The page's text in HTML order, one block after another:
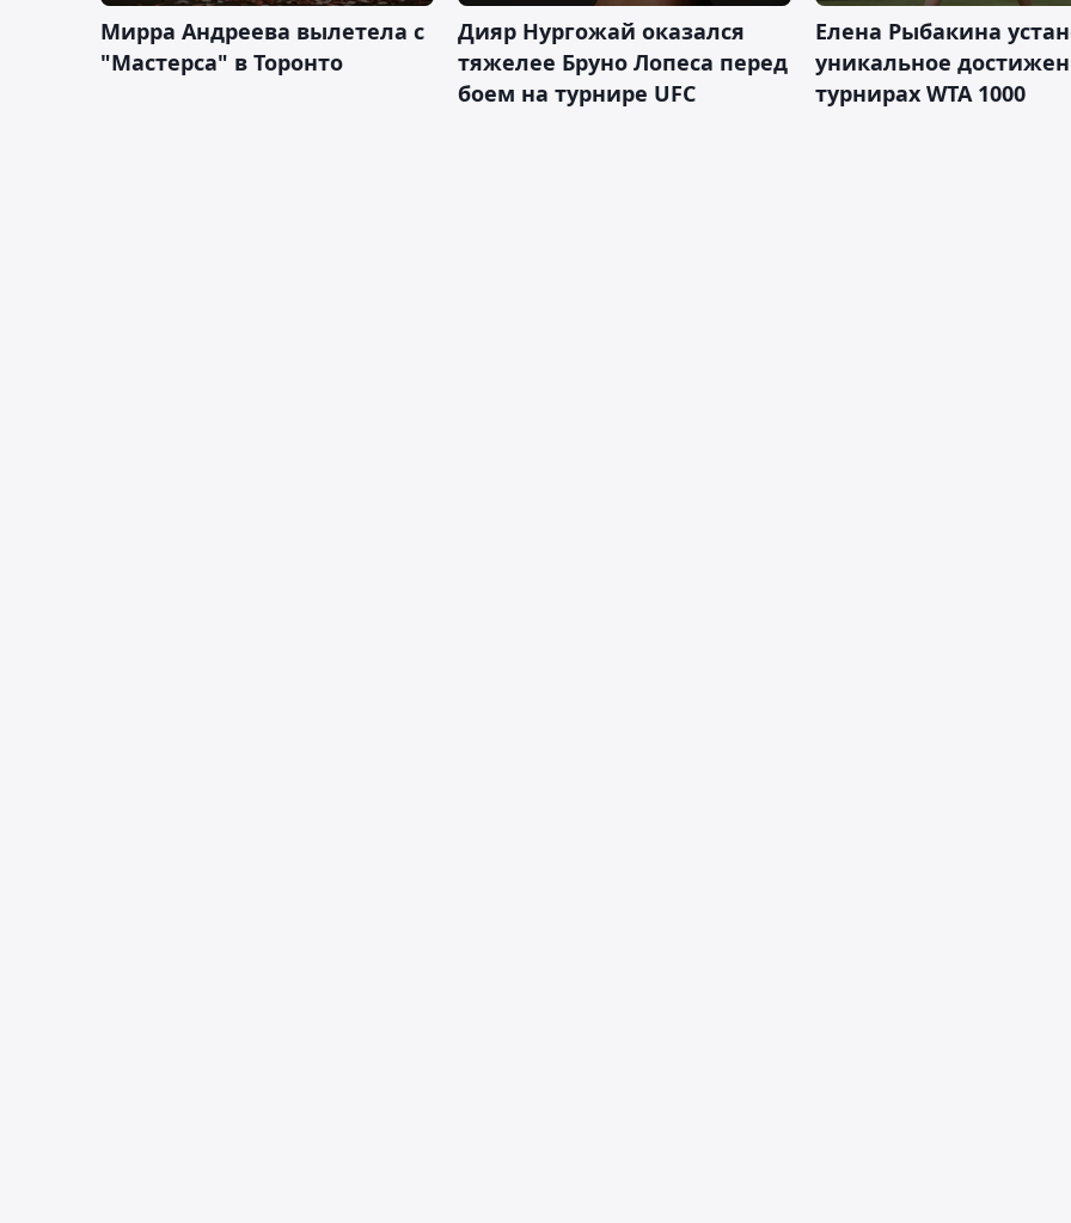
Мирра Андреева вылетела с
"Мастерса" в Торонто
Дияр Нургожай оказался
тяжелее Бруно Лопеса перед
боем на турнире UFC
Елена Рыбакина
уникальное
турнирах WTA 1000